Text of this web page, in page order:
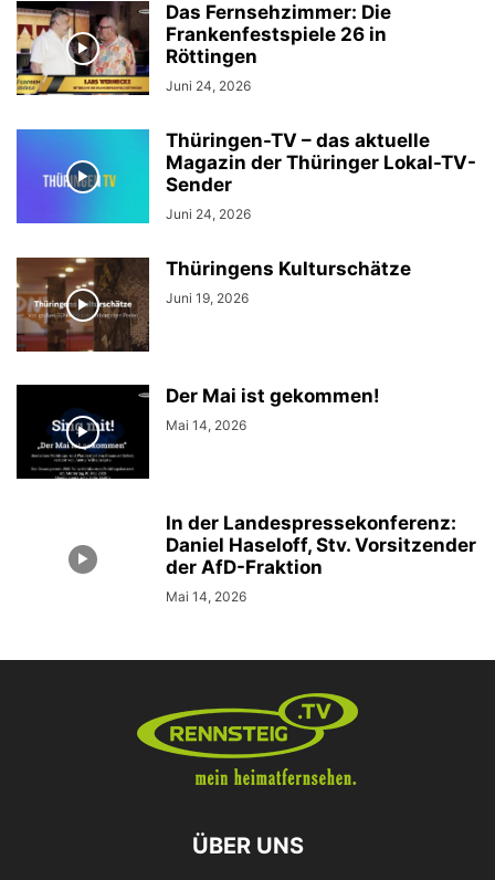
Das Fernsehzimmer: Die
Frankenfestspiele 26 in
Röttingen
Juni 24, 2026
Thüringen-TV – das aktuelle
Magazin der Thüringer Lokal-TV-
Sender
Juni 24, 2026
Thüringens Kulturschätze
Juni 19, 2026
Der Mai ist gekommen!
Mai 14, 2026
In der Landespressekonferenz:
Daniel Haseloff, Stv. Vorsitzender
der AfD-Fraktion
Mai 14, 2026
ÜBER UNS